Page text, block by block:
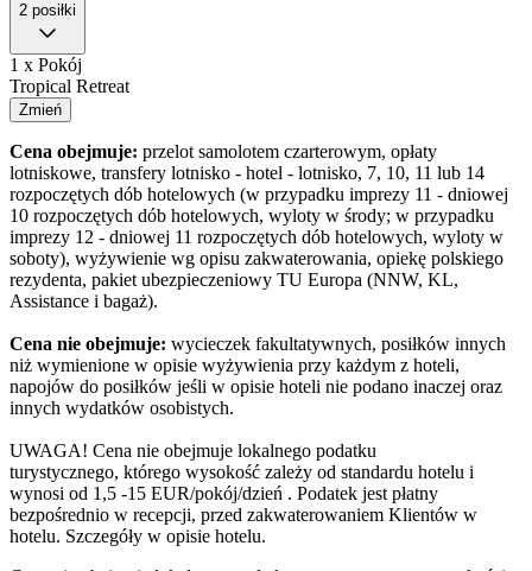
2 posiłki
1 x Pokój
Tropical Retreat
Zmień
Cena obejmuje: przelot samolotem czarterowym, opłaty
lotniskowe, transfery lotnisko - hotel - lotnisko, 7, 10, 11 lub 14
rozpoczętych dób hotelowych (w przypadku imprezy 11 - dniowej
10 rozpoczętych dób hotelowych, wyloty w środy; w przypadku
imprezy 12 - dniowej 11 rozpoczętych dób hotelowych, wyloty w
soboty), wyżywienie wg opisu zakwaterowania, opiekę polskiego
rezydenta, pakiet ubezpieczeniowy TU Europa (NNW, KL,
Assistance i bagaż).
Cena nie obejmuje: wycieczek fakultatywnych, posiłków innych
niż wymienione w opisie wyżywienia przy każdym z hoteli,
napojów do posiłków jeśli w opisie hoteli nie podano inaczej oraz
innych wydatków osobistych.
UWAGA! Cena nie obejmuje lokalnego podatku
turystycznego, którego wysokość zależy od standardu hotelu i
wynosi od 1,5 -15 EUR/pokój/dzień . Podatek jest płatny
bezpośrednio w recepcji, przed zakwaterowaniem Klientów w
hotelu. Szczegóły w opisie hotelu.